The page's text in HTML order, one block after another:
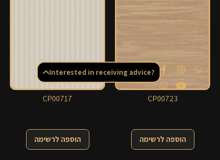
CP00717
הוספה לרשימה
CP00723
הוספה לרשימה
Interested in receiving advice?